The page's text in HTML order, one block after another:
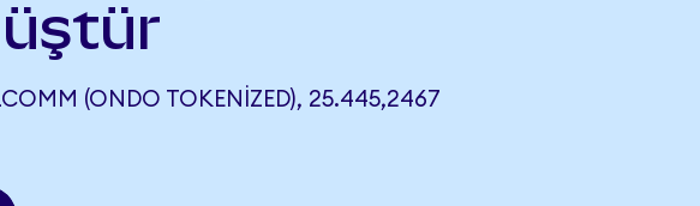
(ONDO TOKENIZED), 25.445,2467